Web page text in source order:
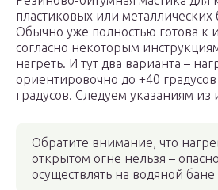
пластиковых или металлических
Обычно уже полностью готова к
согласно некоторым
нагреть. И тут два варианта –
ориентировочно до +40
градусов. Следуем указаниям из
Обратите внимание, что
открытом огне нельзя –
осуществлять на водяной бане